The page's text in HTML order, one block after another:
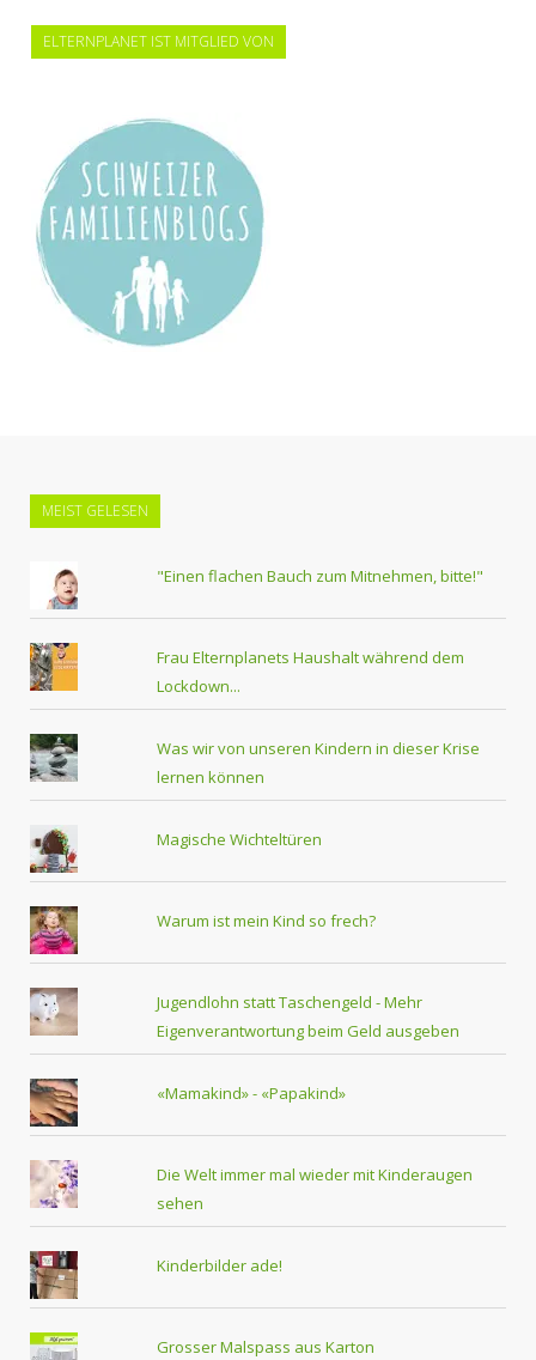
ELTERNPLANET IST MITGLIED VON
MEIST GELESEN
"Einen flachen Bauch zum Mitnehmen, bitte!"
Frau Elternplanets Haushalt während dem
Lockdown...
Was wir von unseren Kindern in dieser Krise
lernen können
Magische Wichteltüren
Warum ist mein Kind so frech?
Jugendlohn statt Taschengeld - Mehr
Eigenverantwortung beim Geld ausgeben
«Mamakind» - «Papakind»
Die Welt immer mal wieder mit Kinderaugen
sehen
Kinderbilder ade!
Grosser Malspass aus Karton